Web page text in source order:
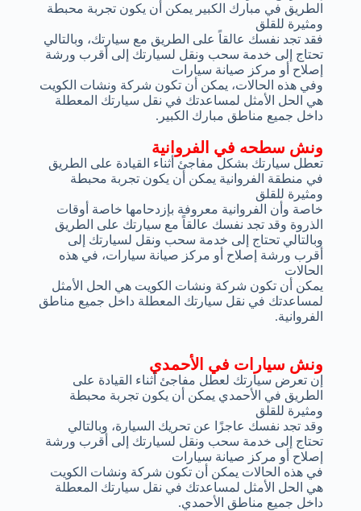
ونش سطحه في الفروانية
تعطل سيارتك بشكل مفاجئ أثناء القيادة على الطريق
في منطقة الفروانية يمكن أن يكون تجربة محبطة
ومثيرة للقلق
خاصة وأن الفروانية معروفة بإزدحامها خاصة أوقات
الذروة وقد تجد نفسك عالقاً مع سيارتك على الطريق
وبالتالي تحتاج إلى خدمة سحب ونقل لسيارتك إلى
أقرب ورشة إصلاح أو مركز صيانة سيارات، في هذه
الحالات
يمكن أن تكون شركة ونشات الكويت هي الحل الأمثل
لمساعدتك في نقل سيارتك المعطلة داخل جميع مناطق
الفروانية.
الطريق في مبارك الكبير يمكن أن يكون تجربة محبطة
ومثيرة للقلق
فقد تجد نفسك عالقاً على الطريق مع سيارتك، وبالتالي
تحتاج إلى خدمة سحب ونقل لسيارتك إلى أقرب ورشة
إصلاح أو مركز صيانة سيارات
وفي هذه الحالات، يمكن أن تكون شركة ونشات الكويت
هي الحل الأمثل لمساعدتك في نقل سيارتك المعطلة
داخل جميع مناطق مبارك الكبير.
ونش سيارات في الأحمدي
إن تعرض سيارتك لعطل مفاجئ أثناء القيادة على
الطريق في الأحمدي يمكن أن يكون تجربة محبطة
ومثيرة للقلق
وقد تجد نفسك عاجزًا عن تحريك السيارة، وبالتالي
تحتاج إلى خدمة سحب ونقل لسيارتك إلى أقرب ورشة
إصلاح أو مركز صيانة سيارات
في هذه الحالات يمكن أن تكون شركة ونشات الكويت
هي الحل الأمثل لمساعدتك في نقل سيارتك المعطلة
داخل جميع مناطق الأحمدي.